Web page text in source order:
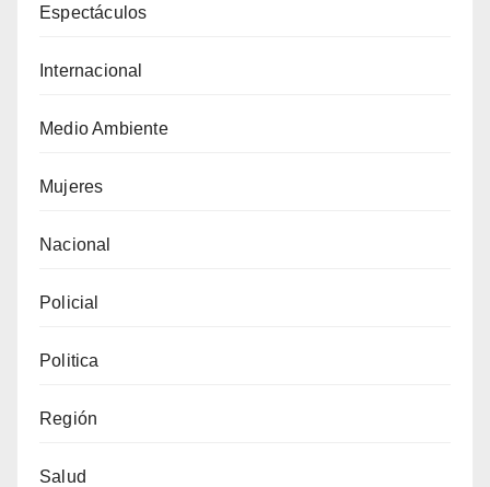
Espectáculos
Internacional
Medio Ambiente
Mujeres
Nacional
Policial
Politica
Región
Salud